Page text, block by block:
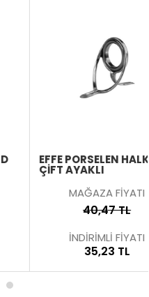
EFFE PORSELEN HALKA
ÇIFT AYAKLI
MAĞAZA FİYATI
40,47 TL
İNDİRİMLİ FİYATI
35,23 TL